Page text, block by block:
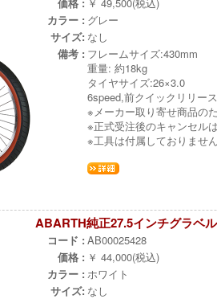
カラー : グレー
サイズ: なし
備考 : フレームサイズ:430mm
重量: 約18kg
タイヤサイズ:26×3.0
6speed,前クイックリリー
※メーカー取り寄せ商品の
※正式受注後のキャンセル
※工具は付属しておりません
ABARTH純正27.5インチグラベ
コード : AB00025428
価格 : ￥ 44,000(税込)
カラー : ホワイト
サイズ: なし